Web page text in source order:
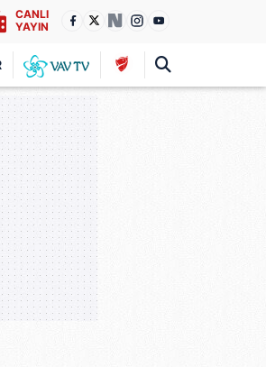
CANLI
YAYIN